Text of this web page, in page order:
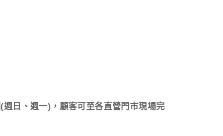
(週日、週一) ，顧客可至各直營門市現場完